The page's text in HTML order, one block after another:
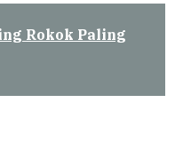
Rokok Paling